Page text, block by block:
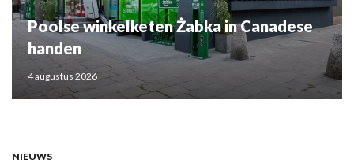
Poolse winkelketen Żabka in Canadese
handen
4 augustus 2026
NIEUWS